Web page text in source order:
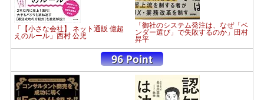
「【小さな会社】 ネット通販 億超
えのルール」西村 公児
「御社のシステム発注は、なぜ「ベ
ンダー選び」で失敗するのか」田村
昇平